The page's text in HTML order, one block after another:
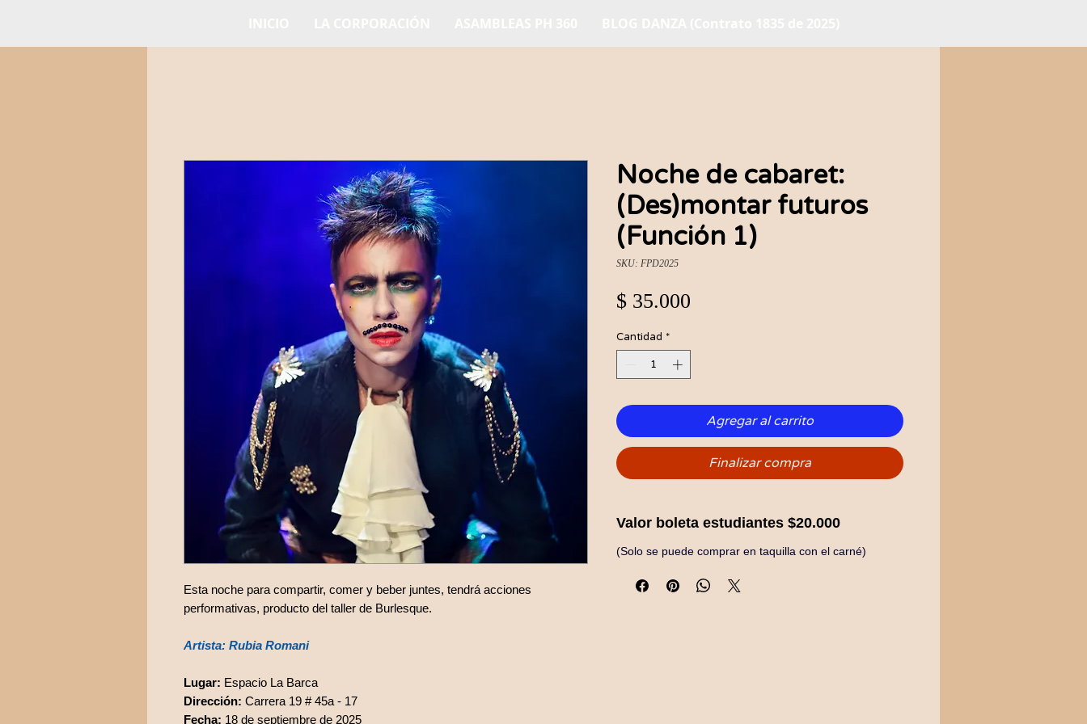
Esta noche para compartir, comer y beber juntes, tendrá acciones
performativas, producto del taller de Burlesque.
Artista: Rubia Romani
Lugar: Espacio La Barca
Dirección: Carrera 19 # 45a - 17
Fecha: 18 de septiembre de 2025
Noche de cabaret:
(Des)montar futuros
(Función 1)
SKU: FPD2025
$ 35.000
Cantidad *
Agregar al carrito
Finalizar compra
Valor boleta estudiantes $20.000
(Solo se puede comprar en taquilla con el carné)